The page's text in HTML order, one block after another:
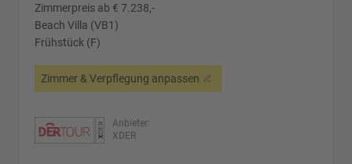
Zimmerpreis ab € 7.238,-
Beach Villa (VB1)
Frühstück (F)
Zimmer & Verpflegung anpassen
Anbieter:
XDER